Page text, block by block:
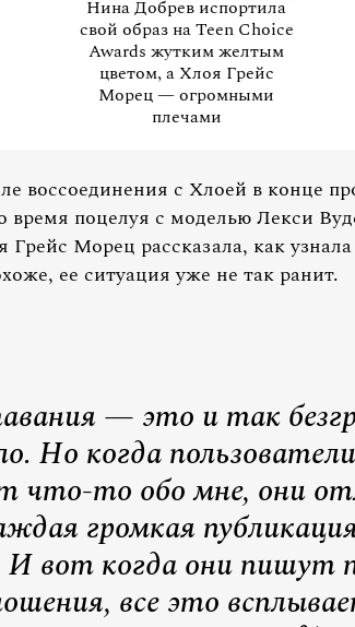
Нина Добрев испортила
свой образ на Teen Choice
Awards жутким желтым
цветом, а Хлоя Грейс
Морец — огромными
плечами
воссоединения с Хлоей в конце
время поцелуя с моделью Лекси
Грейс Морец рассказала, как
ее ситуация уже не так ранит.
— это и так
Но когда
что-то обо мне, они
громкая
И вот когда они пишут
все это